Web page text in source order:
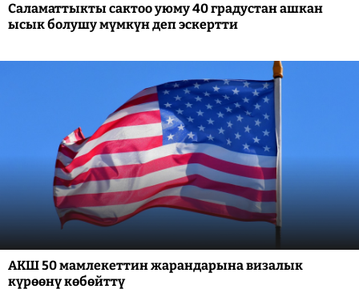
Саламаттыкты сактоо уюму 40 градустан ашкан
ысык болушу мүмкүн деп эскертти
АКШ 50 мамлекеттин жарандарына визалык
күрөөнү көбөйттү